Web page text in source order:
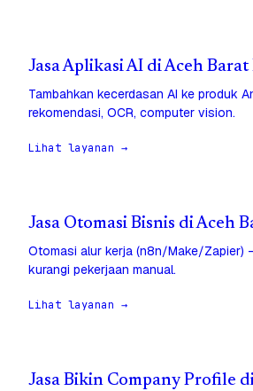
Jasa Aplikasi AI di Aceh Barat
Tambahkan kecerdasan AI ke produk
rekomendasi, OCR, computer vision.
Lihat layanan →
Jasa Otomasi Bisnis di Aceh
Otomasi alur kerja (n8n/Make/Zapier)
kurangi pekerjaan manual.
Lihat layanan →
Jasa Bikin Company Profile